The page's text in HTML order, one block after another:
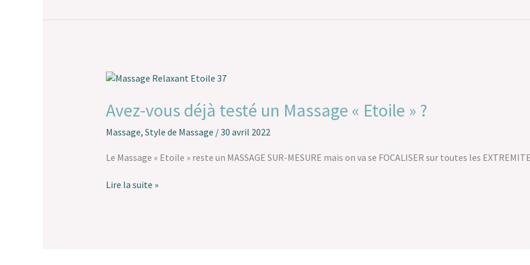
mieux
Avez-vous déjà testé un Massage « Etoile » ?
Massage, Style de Massage /30 avril 2022
Le Massage « Etoile » reste un MASSAGE SUR-MESURE mais on va se FOCALISER sur toutes les
Avez-
déjà
testé
un
« Etoile »
Lire la suite »